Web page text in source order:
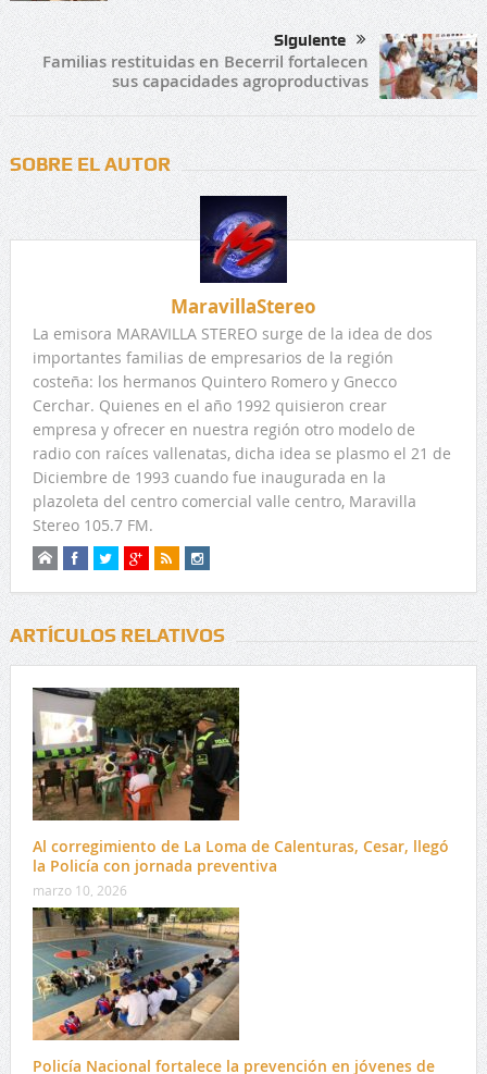
Siguiente
Familias restituidas en Becerril fortalecen
sus capacidades agroproductivas
SOBRE EL AUTOR
MaravillaStereo
La emisora MARAVILLA STEREO surge de la idea de dos
importantes familias de empresarios de la región
costeña: los hermanos Quintero Romero y Gnecco
Cerchar. Quienes en el año 1992 quisieron crear
empresa y ofrecer en nuestra región otro modelo de
radio con raíces vallenatas, dicha idea se plasmo el 21 de
Diciembre de 1993 cuando fue inaugurada en la
plazoleta del centro comercial valle centro, Maravilla
Stereo 105.7 FM.
ARTÍCULOS RELATIVOS
Al corregimiento de La Loma de Calenturas, Cesar, llegó
la Policía con jornada preventiva
marzo 10, 2026
Policía Nacional fortalece la prevención en jóvenes de